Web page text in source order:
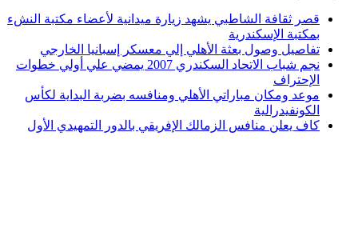
قصر ثقافة الشاطبي يشهد زيارة ميدانية لأعضاء مكتبة النشء
بمكتبة الإسكندرية
تفاصيل وصول بعثة الأهلي إلي معسكر إسبانيا الخارجي
نجم شباب الاتحاد السكندري 2007 يمضي علي أولي خطوات
الإحتراف
موعد ومكان مباراتي الأهلي ومنافسه بضربة البداية لكأس
الكونفيدرالية
كاف يعلن منافس الزمالك الإفريقي بالدور التمهيدي الأول